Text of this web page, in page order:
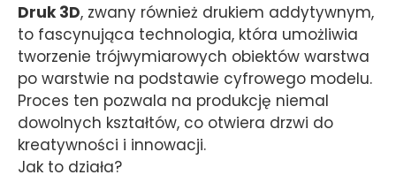
Druk 3D, zwany również drukiem addytywnym,
to fascynująca technologia, która umożliwia
tworzenie trójwymiarowych obiektów warstwa
po warstwie na podstawie cyfrowego modelu.
Proces ten pozwala na produkcję niemal
dowolnych kształtów, co otwiera drzwi do
kreatywności i innowacji.
Jak to działa?